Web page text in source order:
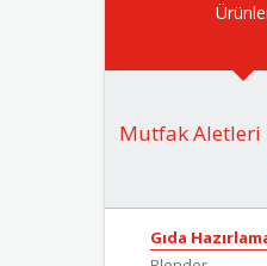
Mutfak Aletleri
Gıda